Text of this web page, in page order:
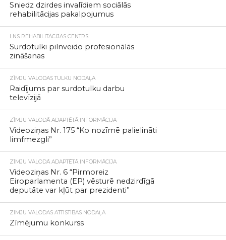
Sniedz dzirdes invalīdiem sociālās
rehabilitācijas pakalpojumus
LNS REHABILITĀCIJAS CENTRS
Surdotulki pilnveido profesionālās
zināšanas
ZĪMJU VALODAS TULKU NODAĻA
Raidījums par surdotulku darbu
televīzijā
ZĪMJU VALODĀ ADAPTĒTĀ INFORMĀCIJA
Videoziņas Nr. 175 “Ko nozīmē palielināti
limfmezgli”
ZĪMJU VALODĀ ADAPTĒTĀ INFORMĀCIJA
Videoziņas Nr. 6 “Pirmoreiz
Eiroparlamenta (EP) vēsturē nedzirdīgā
deputāte var kļūt par prezidenti”
ZĪMJU VALODAS ATTĪSTĪBAS NODAĻA
Zīmējumu konkurss